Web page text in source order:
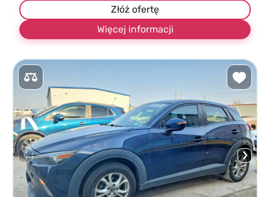
Złóż ofertę
Więcej informacji